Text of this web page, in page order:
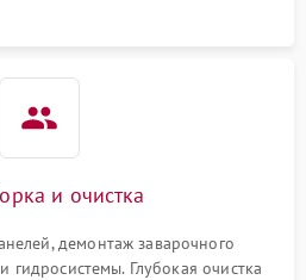
и очистка
демонтаж заварочного
гидросистемы. Глубокая очистка